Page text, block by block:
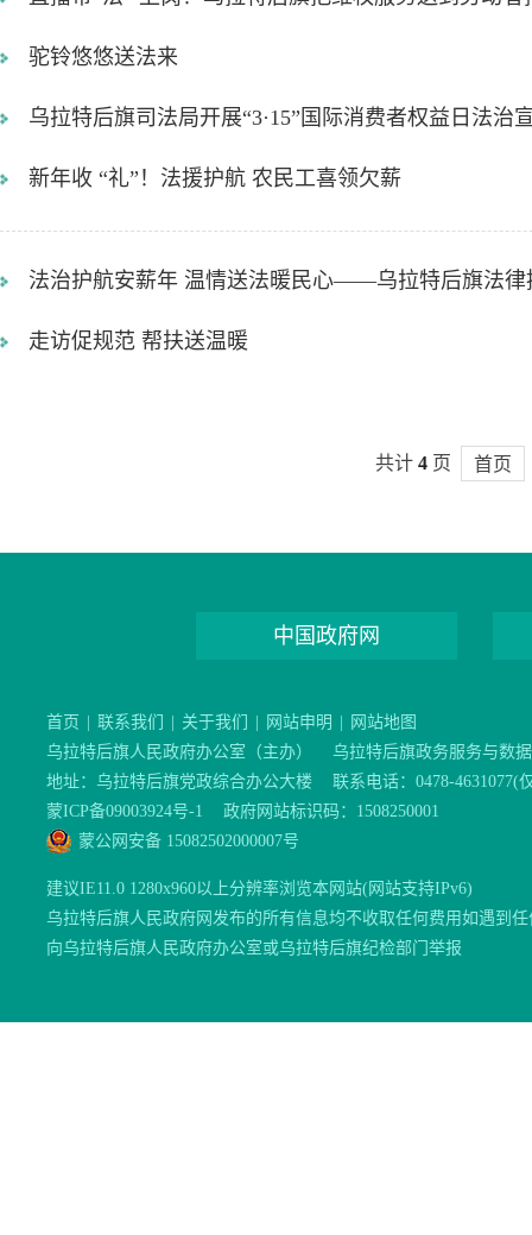
驼铃悠悠送法来
乌拉特后旗司法局开展“3·15”国际消费者权益日法治
新年收 “礼”！法援护航 农民工喜领欠薪
法治护航安薪年 温情送法暖民心——乌拉特后旗法律
走访促规范 帮扶送温暖
共计 4页 首页
中国政府网
首页 联系我们 关于我们 网站申明
网站地图
乌拉特后旗人民政府办公室（主办）
乌拉特后旗政务服务与数
地址：乌拉特后旗党政综合办公大楼
联系电话：0478-4631077(
蒙ICP备09003924号-1
政府网站标识码：1508250001
蒙公网安备 15082502000007号
建议IE11.0 1280x960以上分辨率浏览本网站(网站支持IPv6)
乌拉特后旗人民政府网发布的所有信息均不收取任何费用如遇到
向乌拉特后旗人民政府办公室或乌拉特后旗纪检部门举报